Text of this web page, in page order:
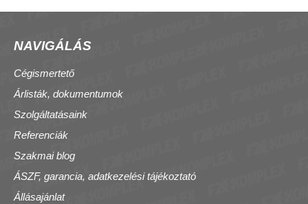
NAVIGÁLÁS
Cégismertető
Árlisták, dokumentumok
Szolgáltatásaink
Referenciák
Szakmai blog
ÁSZF, garancia, adatkezelési tájékoztató
Állásajánlat